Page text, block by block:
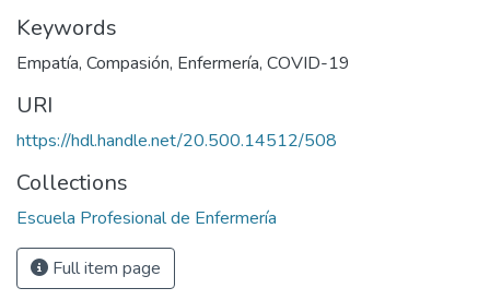
Keywords
Empatía, Compasión, Enfermería, COVID-19
URI
https://hdl.handle.net/20.500.14512/508
Collections
Escuela Profesional de Enfermería
Full item page